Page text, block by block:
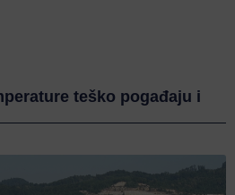
teško pogađaju i